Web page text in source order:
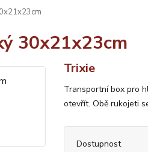
30x21x23cm
Trixie
Transportní box pro
otevřít. Obě rukojeti
Dostupnost